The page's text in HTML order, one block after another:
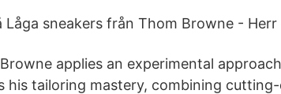
Låga sneakers från Thom Browne - Herr
applies an experimental
his tailoring mastery, combining